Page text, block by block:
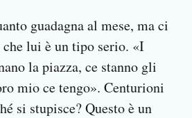
guadagna al mese, ma ci
lui è un tipo serio. «I
la piazza, ce stanno gli
mio ce tengo». Centurioni
si stupisce? Questo è un